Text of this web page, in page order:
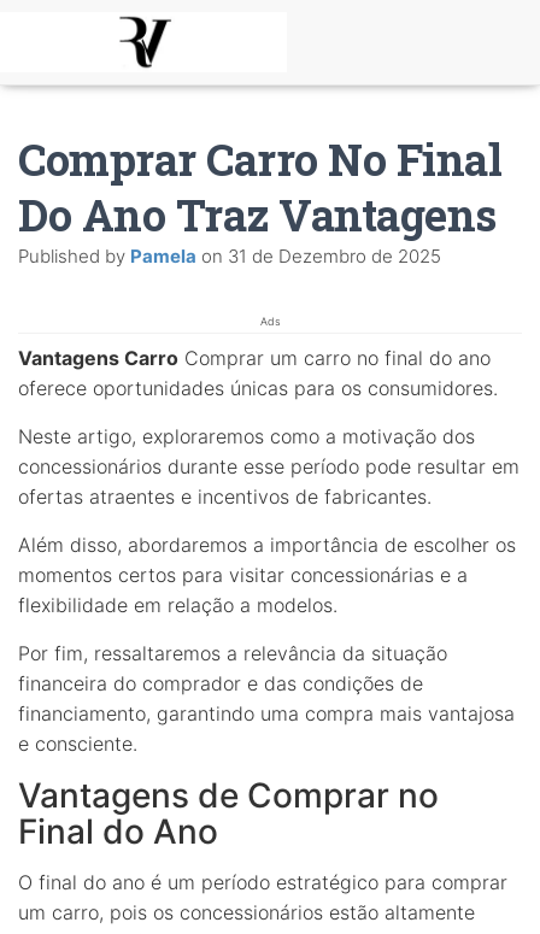
Comprar Carro No Final
Do Ano Traz Vantagens
Published by Pamela on 31 de Dezembro de 2025
Ads
Vantagens Carro Comprar um carro no final do ano
oferece oportunidades únicas para os consumidores.
Neste artigo, exploraremos como a motivação dos
concessionários durante esse período pode resultar em
ofertas atraentes e incentivos de fabricantes.
Além disso, abordaremos a importância de escolher os
momentos certos para visitar concessionárias e a
flexibilidade em relação a modelos.
Por fim, ressaltaremos a relevância da situação
financeira do comprador e das condições de
financiamento, garantindo uma compra mais vantajosa
e consciente.
Vantagens de Comprar no
Final do Ano
O final do ano é um período estratégico para comprar
um carro, pois os concessionários estão altamente